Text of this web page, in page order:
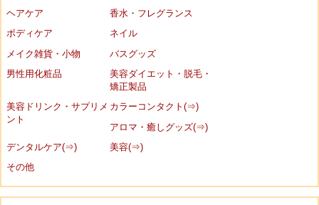
ヘアケア
香水・フレグランス
ボディケア
ネイル
メイク雑貨・小物
バスグッズ
男性用化粧品
美容ダイエット・脱毛・
矯正製品
美容ドリンク・サプリメ
ント
カラーコンタクト(⇒)
アロマ・癒しグッズ(⇒)
デンタルケア(⇒)
美容(⇒)
その他